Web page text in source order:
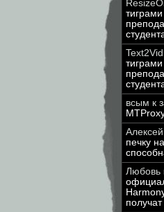
Text2Vid
всым к
Алексей
печку
Любовь